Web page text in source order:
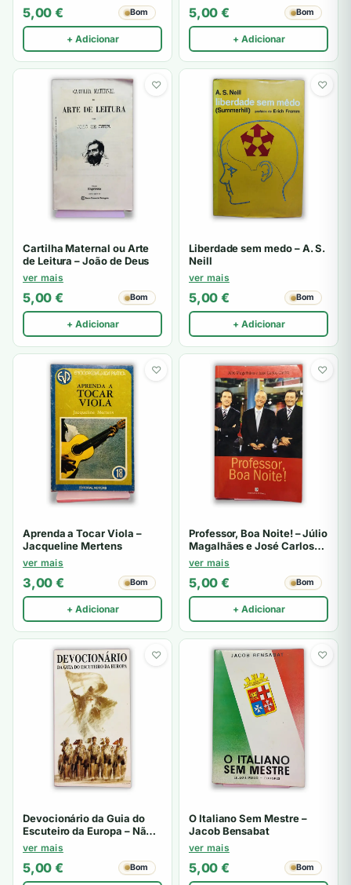
5,00 € Bom
+ Adicionar
5,00 € Bom
+ Adicionar
♡
Cartilha Maternal ou Arte
de Leitura – João de Deus
ver mais
5,00 € Bom
+ Adicionar
♡
Liberdade sem medo – A. S.
Neill
ver mais
5,00 € Bom
+ Adicionar
♡
Aprenda a Tocar Viola –
Jacqueline Mertens
ver mais
3,00 € Bom
+ Adicionar
♡
Professor, Boa Noite! – Júlio
Magalhães e José Carlos
Castro
ver mais
5,00 € Bom
+ Adicionar
♡
Devocionário da Guia do
Escuteiro da Europa – Não
especificado
ver mais
5,00 € Bom
♡
O Italiano Sem Mestre –
Jacob Bensabat
ver mais
5,00 € Bom